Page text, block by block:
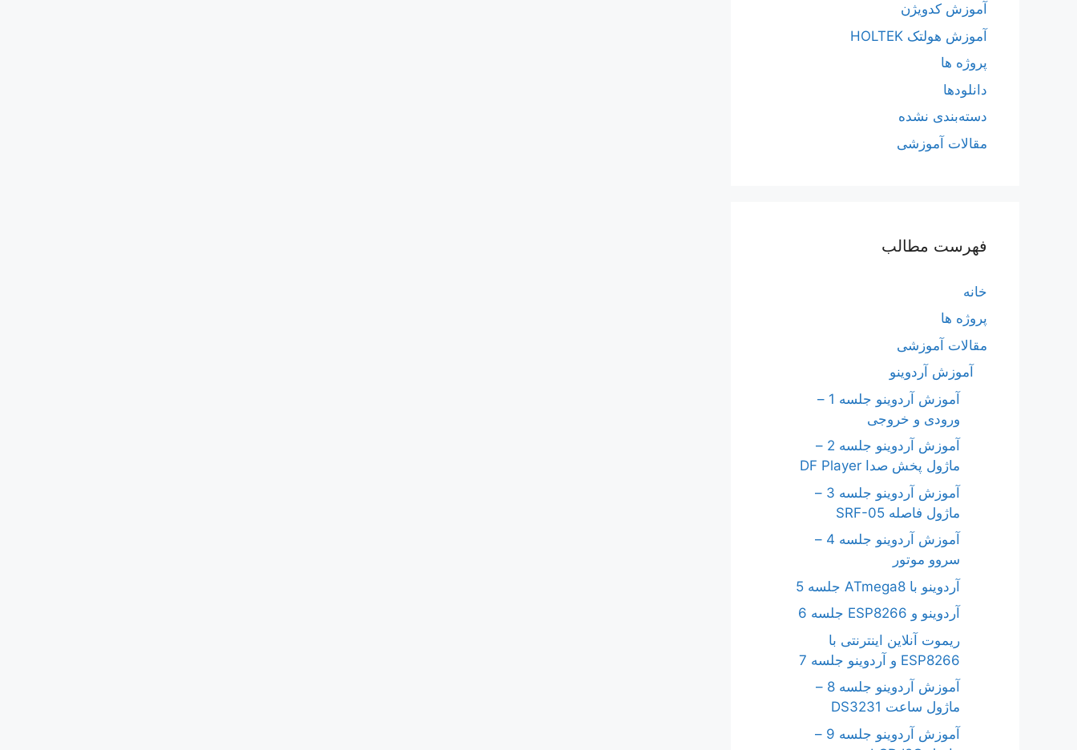
آموزش کدویژن
آموزش هولتک HOLTEK
پروژه ها
دانلودها
دسته‌بندی نشده
مقالات آموزشی
فهرست مطالب
خانه
پروژه ها
مقالات آموزشی
آموزش آردوینو
آموزش آردوینو جلسه 1 –
ورودی و خروجی
آموزش آردوینو جلسه 2 –
ماژول پخش صدا DF Player
آموزش آردوینو جلسه 3 –
ماژول فاصله SRF-05
آموزش آردوینو جلسه 4 –
سروو موتور
آردوینو با ATmega8 جلسه 5
آردوینو و ESP8266 جلسه 6
ریموت آنلاین اینترنتی با
ESP8266 و آردوینو جلسه 7
آموزش آردوینو جلسه 8 –
ماژول ساعت DS3231
آموزش آردوینو جلسه 9 –